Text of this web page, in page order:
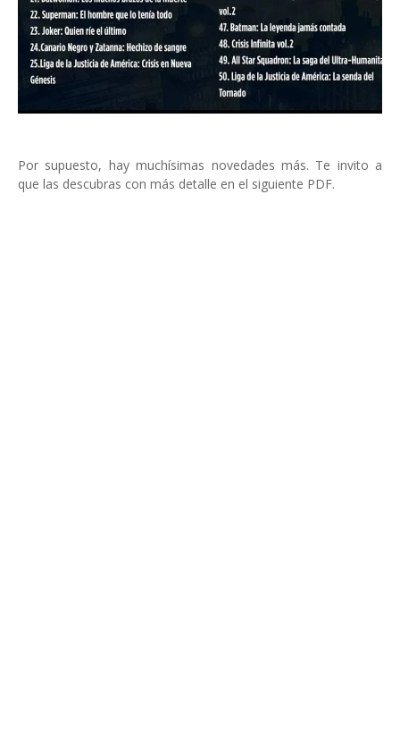
Por supuesto, hay muchísimas novedades más. Te invito a
que las descubras con más detalle en el siguiente PDF.